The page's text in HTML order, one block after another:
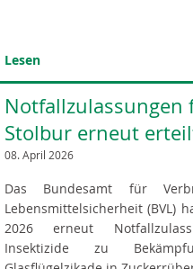
Lesen
Notfallzulassungen
Stolbur erneut
08. April 2026
Das Bundesamt für
Lebensmittelsicherheit (BVL)
2026 erneut
Insektizide zu